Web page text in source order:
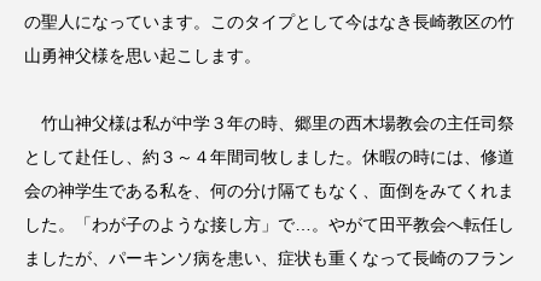
の聖人になっています。このタイプとして今はなき長崎教区の竹
山勇神父様を思い起こします。
竹山神父様は私が中学３年の時、郷里の西木場教会の主任司祭
として赴任し、約３～４年間司牧しました。休暇の時には、修道
会の神学生である私を、何の分け隔てもなく、面倒をみてくれま
した。「わが子のような接し方」で…。やがて田平教会へ転任し
ましたが、パーキンソ病を患い、症状も重くなって長崎のフラン